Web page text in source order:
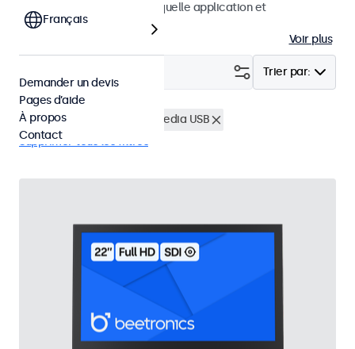
facilement dans n'importe quelle application et
environnement.
Voir plus
Trier par:
BNC (SDI)
Lecteur multimedia USB
Supprimer tous les filtres
Français
Demander un devis
Pages d’aide
À propos
Contact